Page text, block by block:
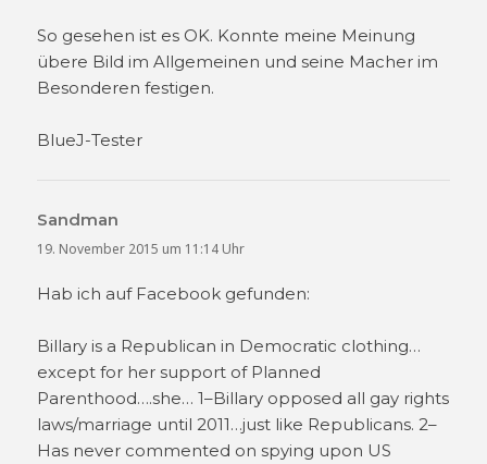
So gesehen ist es OK. Konnte meine Meinung
übere Bild im Allgemeinen und seine Macher im
Besonderen festigen.
BlueJ-Tester
Sandman
19. November 2015 um 11:14 Uhr
Hab ich auf Facebook gefunden:
Billary is a Republican in Democratic clothing…
except for her support of Planned
Parenthood….she… 1–Billary opposed all gay rights
laws/marriage until 2011…just like Republicans. 2–
Has never commented on spying upon US